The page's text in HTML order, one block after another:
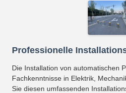
Professionelle
Die Installation von automatischen
Fachkenntnisse in Elektrik,
Sie diesen umfassenden